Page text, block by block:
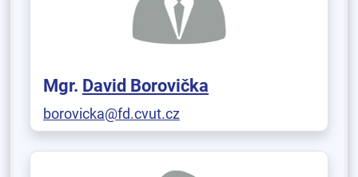
Mgr. David Borovička
borovicka@fd.cvut.cz